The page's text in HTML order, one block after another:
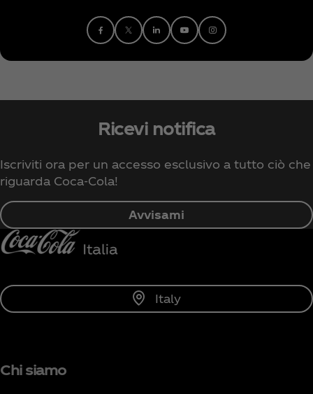
Ricevi notifica
Iscriviti ora per un accesso esclusivo a tutto ciò che
riguarda Coca‑Cola!
Avvisami
Italy
Chi siamo